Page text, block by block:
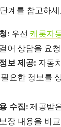
계를 참고하세
: 우선 캐롯자
어 상담을 요
보 제공: 자동
요한 정보를
수집: 제공받
장 내용을 비